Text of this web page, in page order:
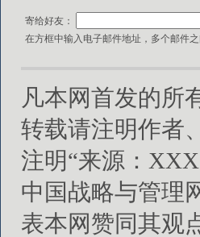
寄给好友：
在方框中输入电子邮件地址，多个邮件之
凡本网首发的所
转载请注明作者
注明“来源：
中国战略与管理
表本网赞同其观